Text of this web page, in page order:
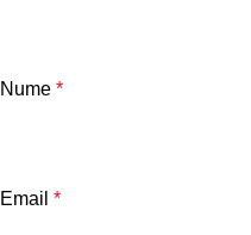
Nume *
Email *